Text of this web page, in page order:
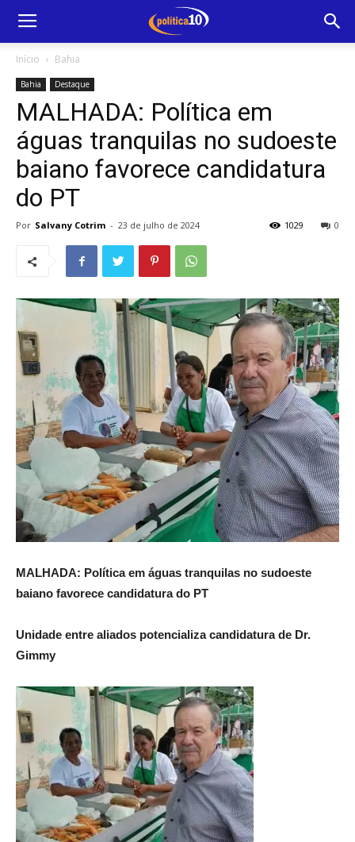
Início Bahia
Bahia Destaque
MALHADA: Política em
águas tranquilas no sudoeste
baiano favorece candidatura
do PT
Por Salvany Cotrim - 23 de julho de 2024 0
1029
MALHADA: Política em águas tranquilas no sudoeste
baiano favorece candidatura do PT
Unidade entre aliados potencializa candidatura de Dr.
Gimmy